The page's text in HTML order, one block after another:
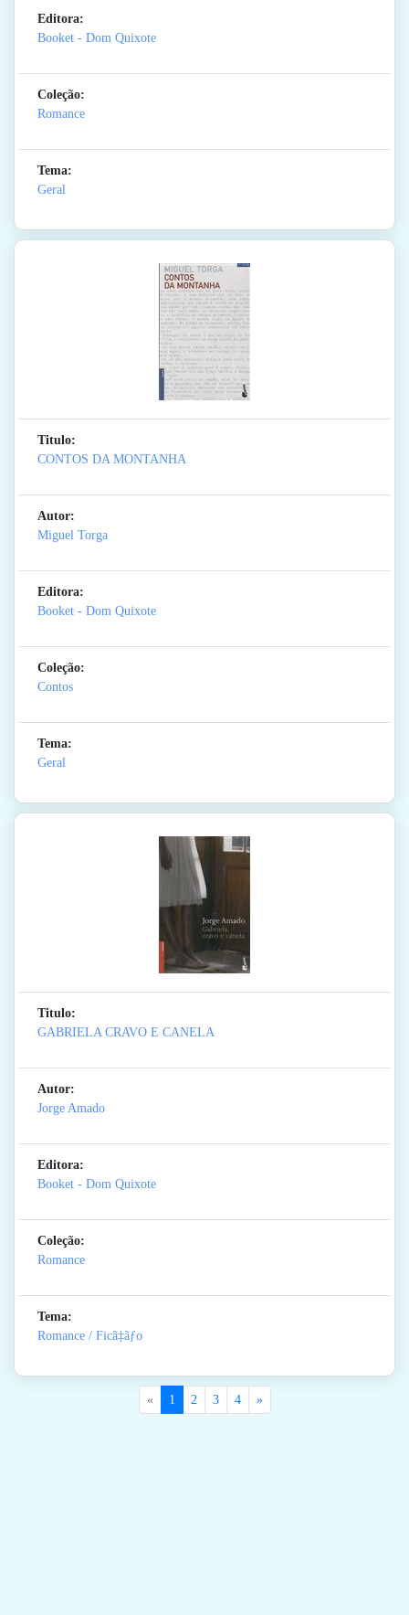
Editora:
Booket - Dom Quixote
Coleção:
Romance
Tema:
Geral
Titulo:
CONTOS DA MONTANHA
Autor:
Miguel Torga
Editora:
Booket - Dom Quixote
Coleção:
Contos
Tema:
Geral
Titulo:
GABRIELA CRAVO E CANELA
Autor:
Jorge Amado
Editora:
Booket - Dom Quixote
Coleção:
Romance
Tema:
Romance / Ficã‡ãƒo
« 1 2 3 4 »